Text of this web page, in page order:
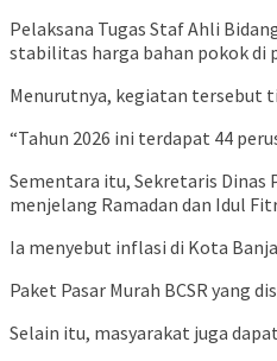
Pelaksana Tugas Staf Ahli
stabilitas harga bahan pokok di
Menurutnya, kegiatan tersebut
“Tahun 2026 ini terdapat 44
Sementara itu, Sekretaris Dinas
menjelang Ramadan dan Idul
Ia menyebut inflasi di Kota
Paket Pasar Murah BCSR yang
Selain itu, masyarakat juga